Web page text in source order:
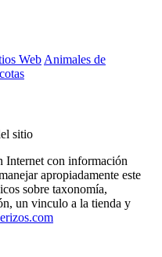
Web Animales de
Internet con información
apropiadamente este
sobre taxonomía,
un vinculo a la tienda y